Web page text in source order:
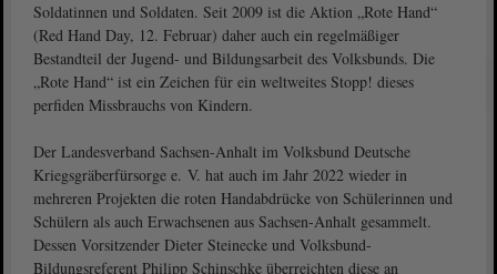
Soldatinnen und Soldaten. Seit 2009 ist die Aktion „Rote Hand“
(Red Hand Day, 12. Februar) daher auch ein regelmäßiger
Bestandteil der Jugend- und Bildungsarbeit des Volksbunds. Die
„Rote Hand“ ist ein Zeichen für ein weltweites Stopp! dieses
perfiden Missbrauchs von Kindern.
Der Landesverband Sachsen-Anhalt im Volksbund Deutsche
Kriegsgräberfürsorge e. V. hat auch im Jahr 2022 wieder in
mehreren Projekten die roten Handabdrücke von Schülerinnen und
Schülern als auch Erwachsenen aus Sachsen-Anhalt gesammelt.
Dessen Vorsitzender Dieter Steinecke und Volksbund-
Bildungsreferent Philipp Schinschke überreichten diese an